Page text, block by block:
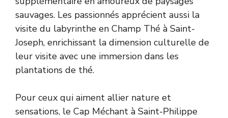
sauvages. Les passionnés apprécient aussi la
visite du labyrinthe en Champ Thé à Saint-
Joseph, enrichissant la dimension culturelle de
leur visite avec une immersion dans les
plantations de thé.
Pour ceux qui aiment allier nature et
sensations, le Cap Méchant à Saint-Philippe